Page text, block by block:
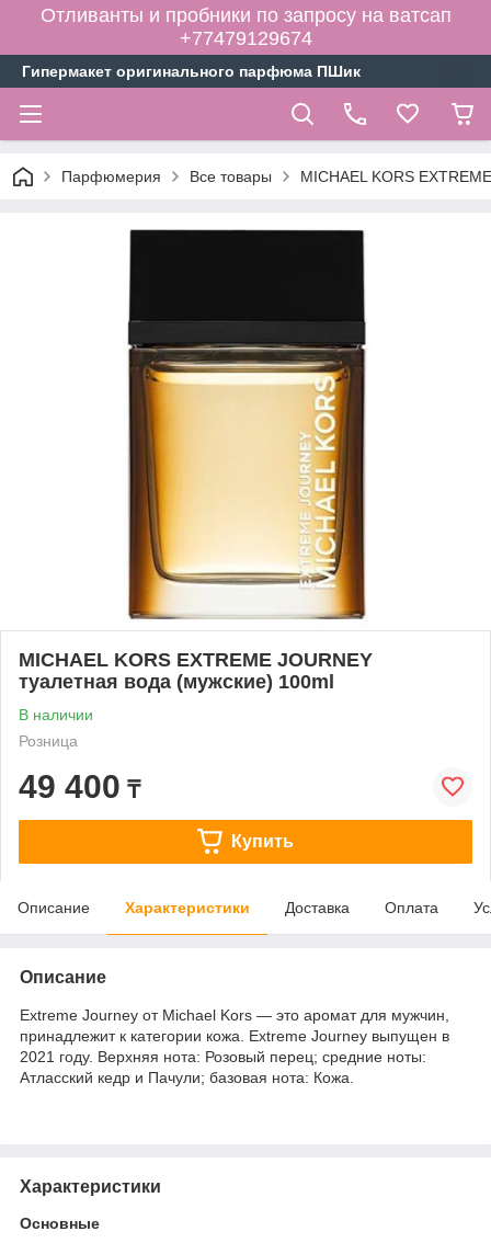
Отливанты и пробники по запросу на ватсап
+77479129674
Гипермакет оригинального парфюма ПШик
Парфюмерия Все товары MICHAEL KORS
MICHAEL KORS EXTREME JOURNEY
туалетная вода (мужские) 100ml
В наличии
Розница
49 400 ₸
Купить
Описание Характеристики Доставка Оплата
Описание
Extreme Journey от Michael Kors — это аромат для мужчин,
принадлежит к категории кожа. Extreme Journey выпущен в
2021 году. Верхняя нота: Розовый перец; средние ноты:
Атласский кедр и Пачули; базовая нота: Кожа.
Характеристики
Основные